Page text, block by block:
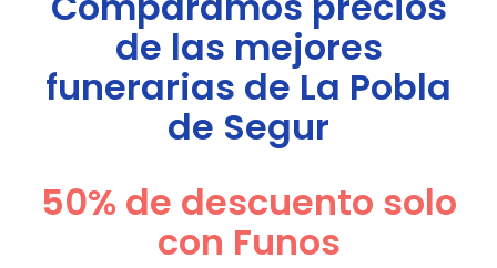
de las mejores
funerarias de La Pobla
de Segur
50% de descuento solo
con Funos